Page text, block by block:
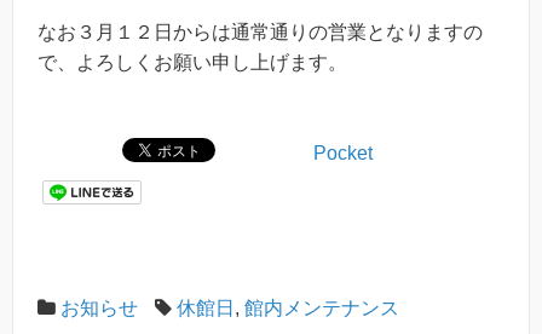
なお３月１２日からは通常通りの営業となりますの
で、よろしくお願い申し上げます。
Pocket
お知らせ 休館日 , 館内メンテナンス